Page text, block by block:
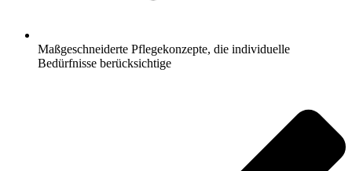
Maßgeschneiderte Pflegekonzepte, die individuelle
Bedürfnisse berücksichtige